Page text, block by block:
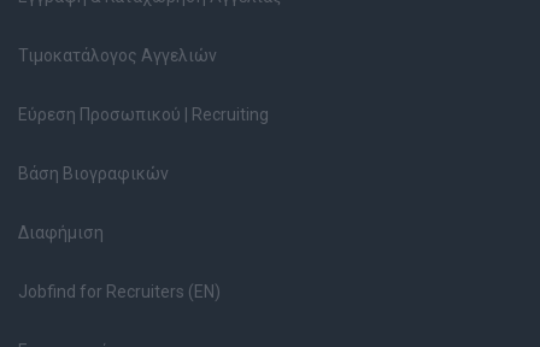
Τιμοκατάλογος Αγγελιών
Εύρεση Προσωπικού | Recruiting
Βάση Βιογραφικών
Διαφήμιση
Jobfind for Recruiters (EN)